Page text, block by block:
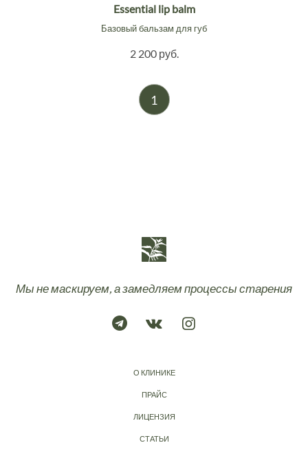
Essential lip balm
Базовый бальзам для губ
2 200 руб.
1
Мы не маскируем, а замедляем процессы старения
О КЛИНИКЕ
ПРАЙС
ЛИЦЕНЗИЯ
СТАТЬИ